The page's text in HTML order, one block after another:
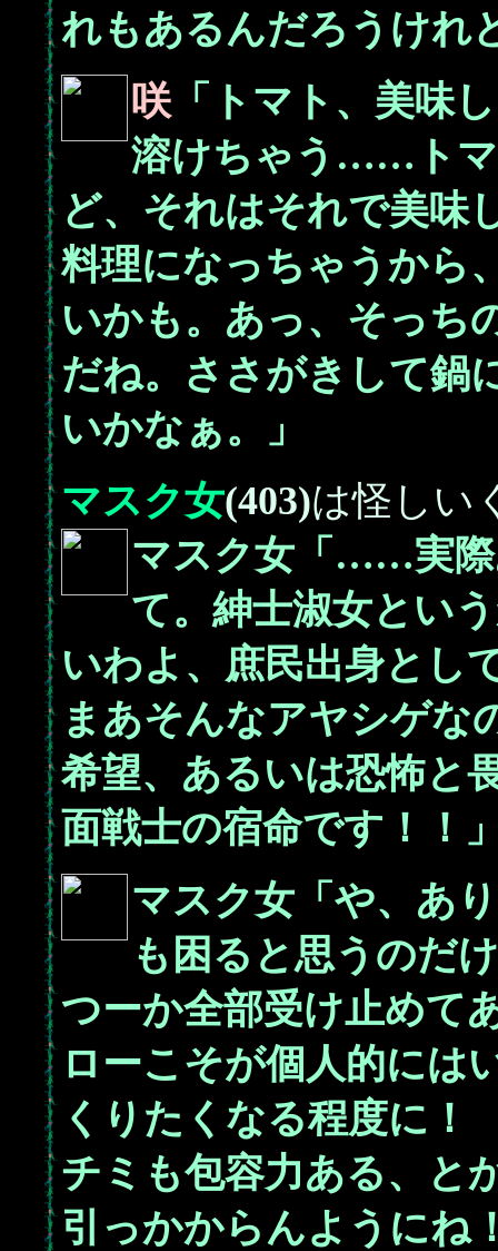
れもあるんだろうけ
咲 「トマト、美味
溶けちゃう……トマ
ど、それはそれで美味
料理になっちゃうから
いかも。あっ、そっち
だね。ささがきして鍋
いかなぁ。」
マスク女(403)は怪しい
マスク女「……実際
て。紳士淑女とい
いわよ、庶民出身とし
まあそんなアヤシゲな
希望、あるいは恐怖と
面戦士の宿命です！！
マスク女「や、あ
も困ると思うのだ
つーか全部受け止めて
ローこそが個人的には
くりたくなる程度に！
チミも包容力ある、と
引っかからんようにね